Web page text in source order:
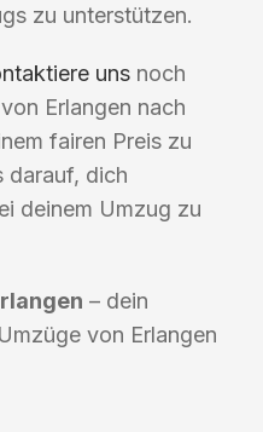
zu unterstützen.
uns noch
Erlangen nach
fairen Preis zu
darauf, dich
deinem Umzug zu
– dein
von Erlangen